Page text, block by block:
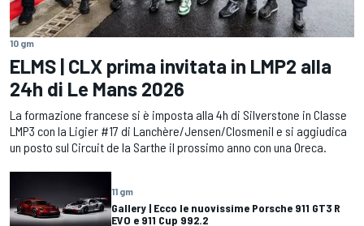
10 gm
ELMS | CLX prima invitata in LMP2 alla
24h di Le Mans 2026
La formazione francese si è imposta alla 4h di Silverstone in Classe
LMP3 con la Ligier #17 di Lanchère/Jensen/Closmenil e si aggiudica
un posto sul Circuit de la Sarthe il prossimo anno con una Oreca.
11 gm
Gallery | Ecco le nuovissime Porsche 911 GT3 R
EVO e 911 Cup 992.2